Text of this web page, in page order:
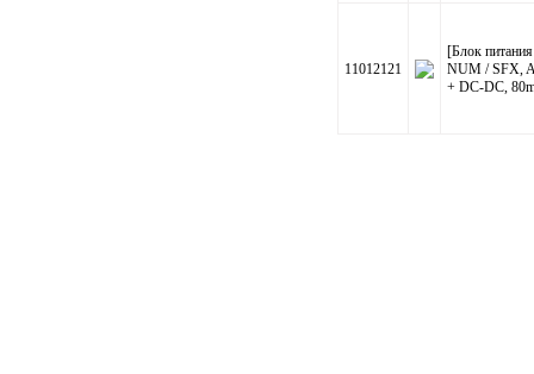
11012121
[Блок
NUM / SFX,
+ DC-DC,